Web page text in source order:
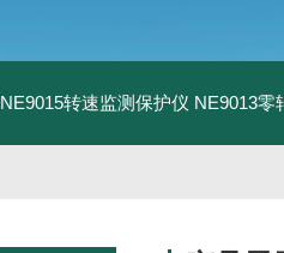
NE9015转速监测保护仪 NE9013零